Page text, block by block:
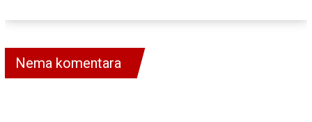
Nema komentara